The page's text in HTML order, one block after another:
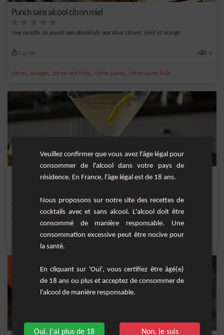
Punch sans alcool citron miel
Une recette de punch non alcoolisée aux deux citrons, miel et orange
Facile 4
citron, orange, citron vert frais, citron jaune, citron jaune frais
Gin Citronné Élégant
Découvrez une façon sophistiquée de savourer l'heure de l'apéritif avec notre "Gin
Citr...
citron orange,gin,bitter,vermouth dry
Veuillez confirmer que vous avez l'âge légal pour
consommer de l'alcool dans votre pays de
résidence. En France, l'âge légal est de 18 ans.
Nous proposons sur notre site des recettes de
cocktails avec et sans alcool. L'alcool doit être
consommé de manière responsable. Une
consommation excessive peut être nocive pour
la santé.
En cliquant sur 'Oui', vous certifiez être âgé(e)
de 18 ans ou plus et acceptez de consommer de
l'alcool de manière responsable.
Oui, j'ai plus de 18
Non, je suis